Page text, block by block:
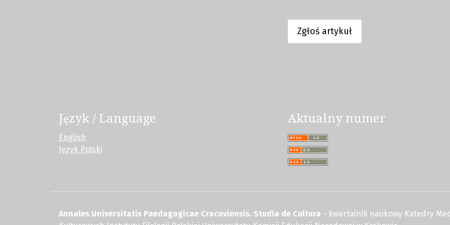
Zgłoś artykuł
Język / Language
English
Język Polski
Aktualny numer
Annales Universitatis Paedagogicae Cracoviensis. Studia de Cultura - kwartalnik naukowy Katedry